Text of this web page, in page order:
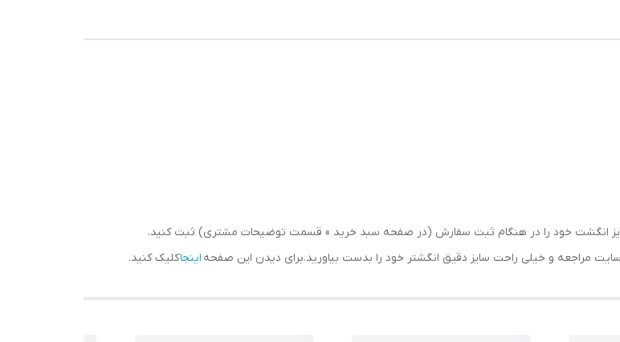
سایز انگشت خود را در هنگام ثبت سفارش (در صفحه سبد خرید » قسمت توضیحات مشتری) ثبت کنید.
مراجعه و خیلی راحت سایز دقیق انگشتر خود را بدست بیاورید.برای دیدن این صفحه اینجاکلیک کنید.